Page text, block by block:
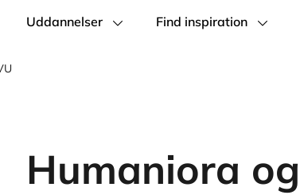
Uddannelser Find inspiration
Humaniora